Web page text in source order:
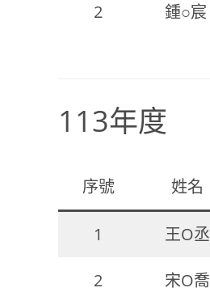
2 鍾○宸
113年度
序號 姓名
1 王O丞
2 宋O喬